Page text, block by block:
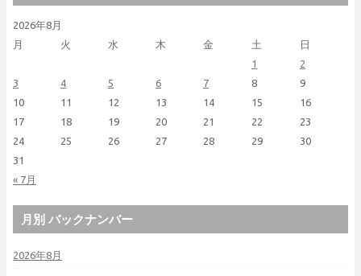
2026年8月
月
火 水 木 金 土 日
« 7月
1
2
3
4 5 6 7 8
9
10
11 12 13 14 15
16
17
18 19 20 21 22
23
24
25 26 27 28 29
30
31
月別 バックナンバー
2026年8月